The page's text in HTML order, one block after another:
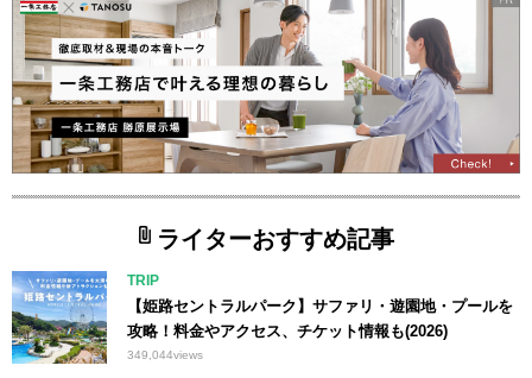
ライターおすすめ記事
TRIP
【姫路セントラルパーク】サファリ・遊園地・プールを
攻略！料金やアクセス、チケット情報も(2026)
349,044views